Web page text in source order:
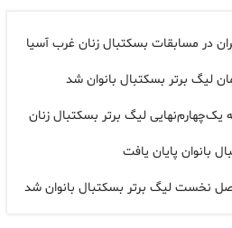
در مسابقات بسکتبال زنان غرب آسیا
لیگ برتر بسکتبال بانوان شد
یک‌چهارم‌نهایی لیگ برتر بسکتبال زنان
بانوان پایان یافت
نخست لیگ برتر بسکتبال بانوان شد